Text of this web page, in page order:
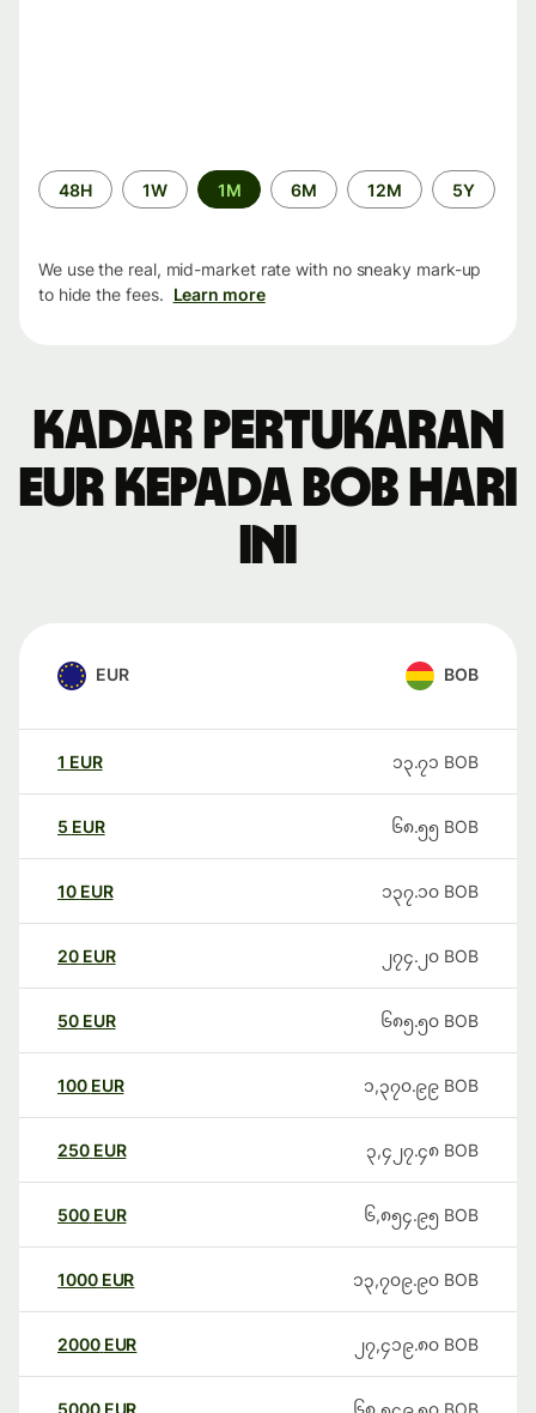
Time
period
48H 1W 1M 6M 12M 5Y
We use the real, mid-market rate with no sneaky mark-up
to hide the fees. Learn more
Kadar pertukaran
EUR kepada BOB hari
ini
EUR BOB
1 EUR ၁၃.၇၁ BOB
5 EUR ၆၈.၅၅ BOB
10 EUR ၁၃၇.၁၀ BOB
20 EUR ၂၇၄.၂၀ BOB
50 EUR ၆၈၅.၅၀ BOB
100 EUR ၁,၃၇၀.၉၉ BOB
250 EUR ၃,၄၂၇.၄၈ BOB
500 EUR ၆,၈၅၄.၉၅ BOB
1000 EUR ၁၃,၇၀၉.၉၀ BOB
2000 EUR ၂၇,၄၁၉.၈၀ BOB